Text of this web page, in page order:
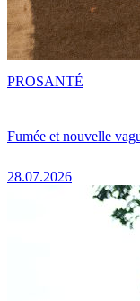
Fumée et nouvelle
28.07.2026
PROSANTÉ